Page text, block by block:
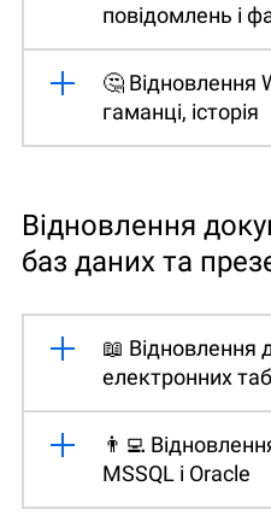
повідомлень і
🤔 Відновлення
гаманці, історія
Відновлення
баз даних та
📖 Відновлення
електронних
👨‍💻
MSSQL і Oracle